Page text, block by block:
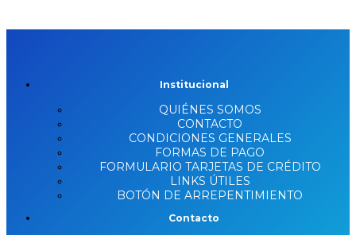
Institucional
QUIÉNES SOMOS
CONTACTO
CONDICIONES GENERALES
FORMAS DE PAGO
FORMULARIO TARJETAS DE CRÉDITO
LINKS ÚTILES
BOTÓN DE ARREPENTIMIENTO
Contacto